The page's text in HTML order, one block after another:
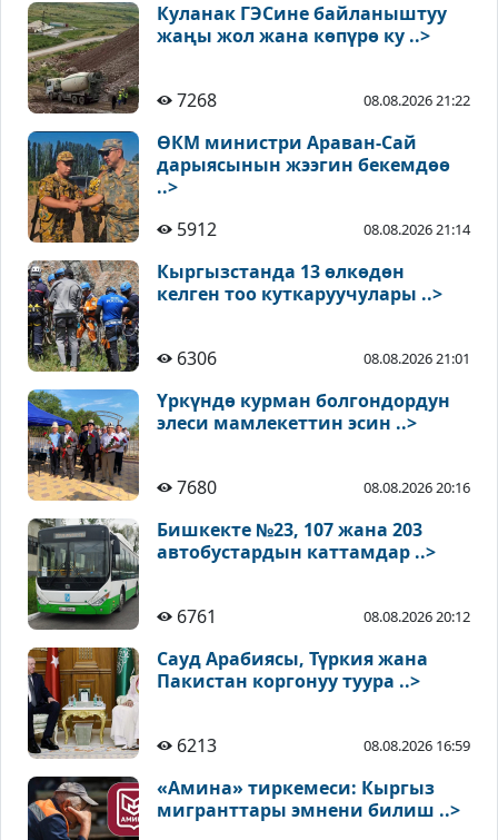
Куланак ГЭСине байланыштуу
жаңы жол жана көпүрө ку ..>
7268 08.08.2026 21:22
ӨКМ министри Араван-Сай
дарыясынын жээгин бекемдөө
..>
5912
08.08.2026 21:14
Кыргызстанда 13 өлкөдөн
келген тоо куткаруучулары ..>
6306 08.08.2026 21:01
Үркүндө курман болгондордун
элеси мамлекеттин эсин ..>
7680 08.08.2026 20:16
Бишкекте №23, 107 жана 203
автобустардын каттамдар ..>
6761 08.08.2026 20:12
Сауд Арабиясы, Түркия жана
Пакистан коргонуу туура ..>
6213 08.08.2026 16:59
«Амина» тиркемеси: Кыргыз
мигранттары эмнени билиш ..>